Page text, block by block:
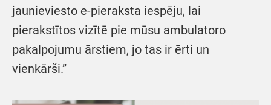
jaunieviesto e-pieraksta iespēju, lai
pierakstītos vizītē pie mūsu ambulatoro
pakalpojumu ārstiem, jo tas ir ērti un
vienkārši.”